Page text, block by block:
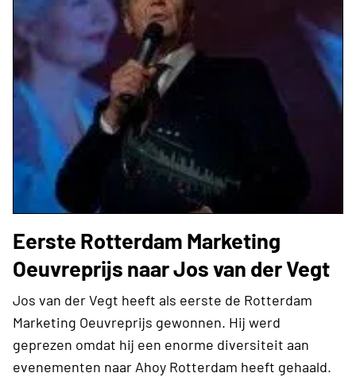
Eerste Rotterdam Marketing
Oeuvreprijs naar Jos van der Vegt
Jos van der Vegt heeft als eerste de Rotterdam
Marketing Oeuvreprijs gewonnen. Hij werd
geprezen omdat hij een enorme diversiteit aan
evenementen naar Ahoy Rotterdam heeft gehaald.